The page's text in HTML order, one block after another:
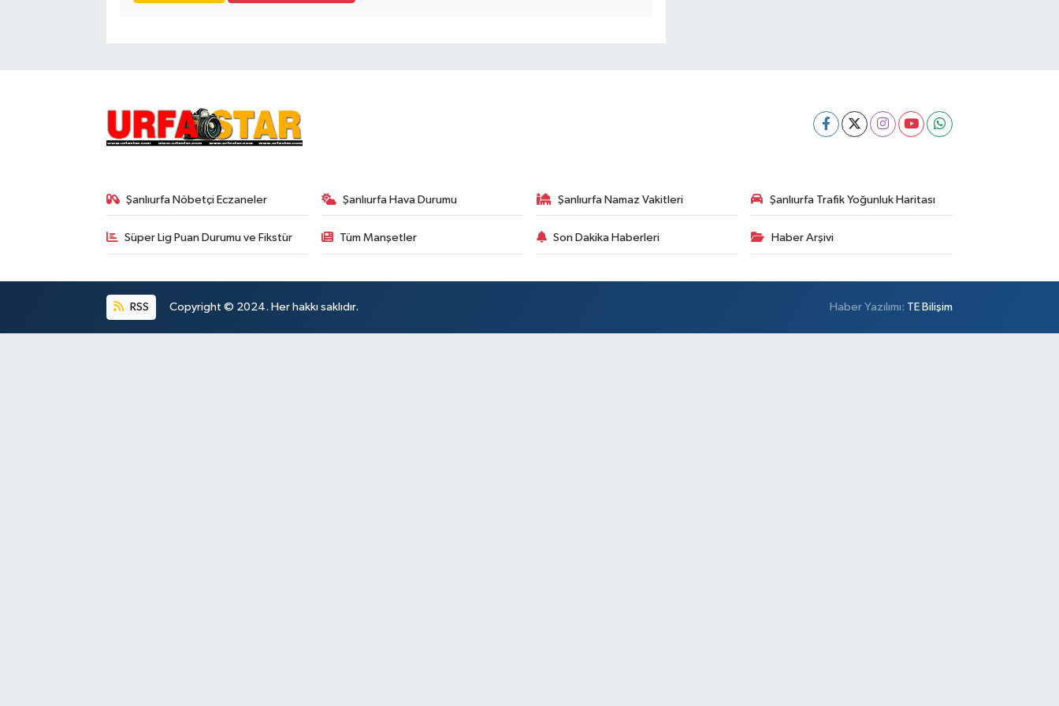
Şanlıurfa Nöbetçi Eczaneler Şanlıurfa Hava Durumu Şanlıurfa Namaz Vakitleri Şanlıurfa Trafik Yoğunluk Haritası
Süper Lig Puan Durumu ve Fikstür Tüm Manşetler Son Dakika Haberleri Haber Arşivi
RSS Copyright © 2024. Her hakkı saklıdır. Haber Yazılımı: TE Bilişim